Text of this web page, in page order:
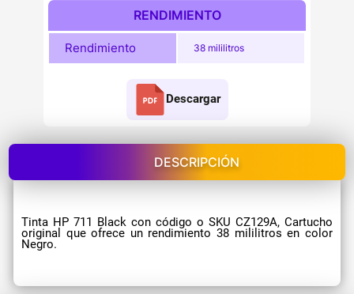
RENDIMIENTO
Rendimiento 38 mililitros
Descargar
DESCRIPCIÓN
Tinta HP 711 Black con código o SKU CZ129A, Cartucho
original que ofrece un rendimiento 38 mililitros en color
Negro.